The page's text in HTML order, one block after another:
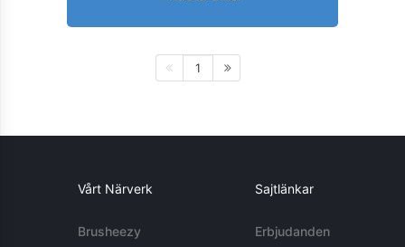
1
Vårt Närverk
Brusheezy
Sajtlänkar
Erbjudanden